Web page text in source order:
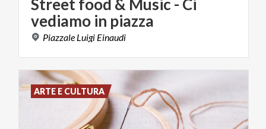
Streetfood & Music - Ci
vediamo in piazza
Piazzale Luigi Einaudi
ARTE E CULTURA